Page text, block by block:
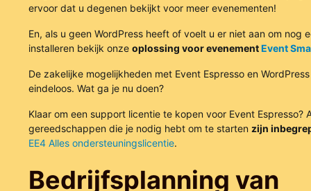
ervoor dat u degenen bekijkt voor meer evenementen!
En, als u geen WordPress heeft of voelt u er niet aan om nog
installeren bekijk onze oplossing voor evenementEvent
De zakelijke mogelijkheden met Event Espresso en
eindeloos. Wat ga je nu doen?
Klaar om een support licentie te kopen voor Event Espresso?
gereedschappen die je nodig hebt om te starten zijn
EE4 Alles ondersteuningslicentie.
Bedrijfsplanning van